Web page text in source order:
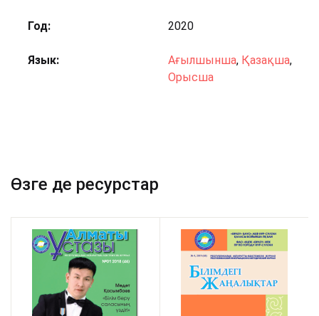
Год 2020
Язык Ағылшынша, Қазақша,
Орысша
Өзге де ресурстар